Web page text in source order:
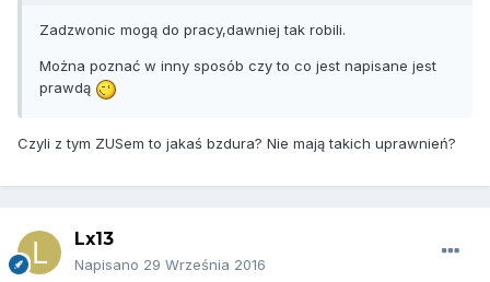
Zadzwonic mogą do pracy,dawniej tak robili.
Można poznać w inny sposób czy to co jest napisane jest
prawdą
Czyli z tym ZUSem to jakaś bzdura? Nie mają takich uprawnień?
Lx13
Napisano 29 Września 2016